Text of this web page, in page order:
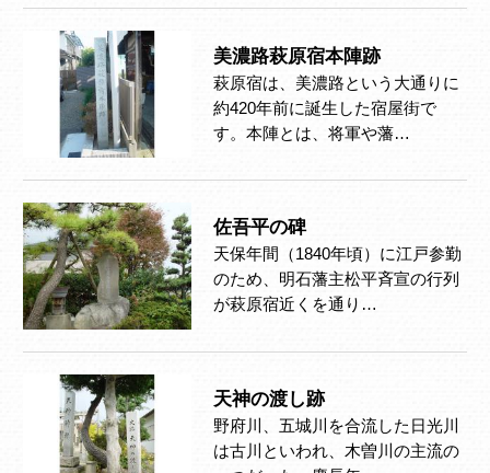
美濃路萩原宿本陣跡
萩原宿は、美濃路という大通りに
約420年前に誕生した宿屋街で
す。本陣とは、将軍や藩…
佐吾平の碑
天保年間（1840年頃）に江戸参勤
のため、明石藩主松平斉宣の行列
が萩原宿近くを通り…
天神の渡し跡
野府川、五城川を合流した日光川
は古川といわれ、木曽川の主流の